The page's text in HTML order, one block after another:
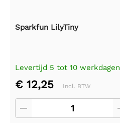
Sparkfun LilyTiny
Levertijd 5 tot 10 werkdagen
€ 12,25 Incl. BTW